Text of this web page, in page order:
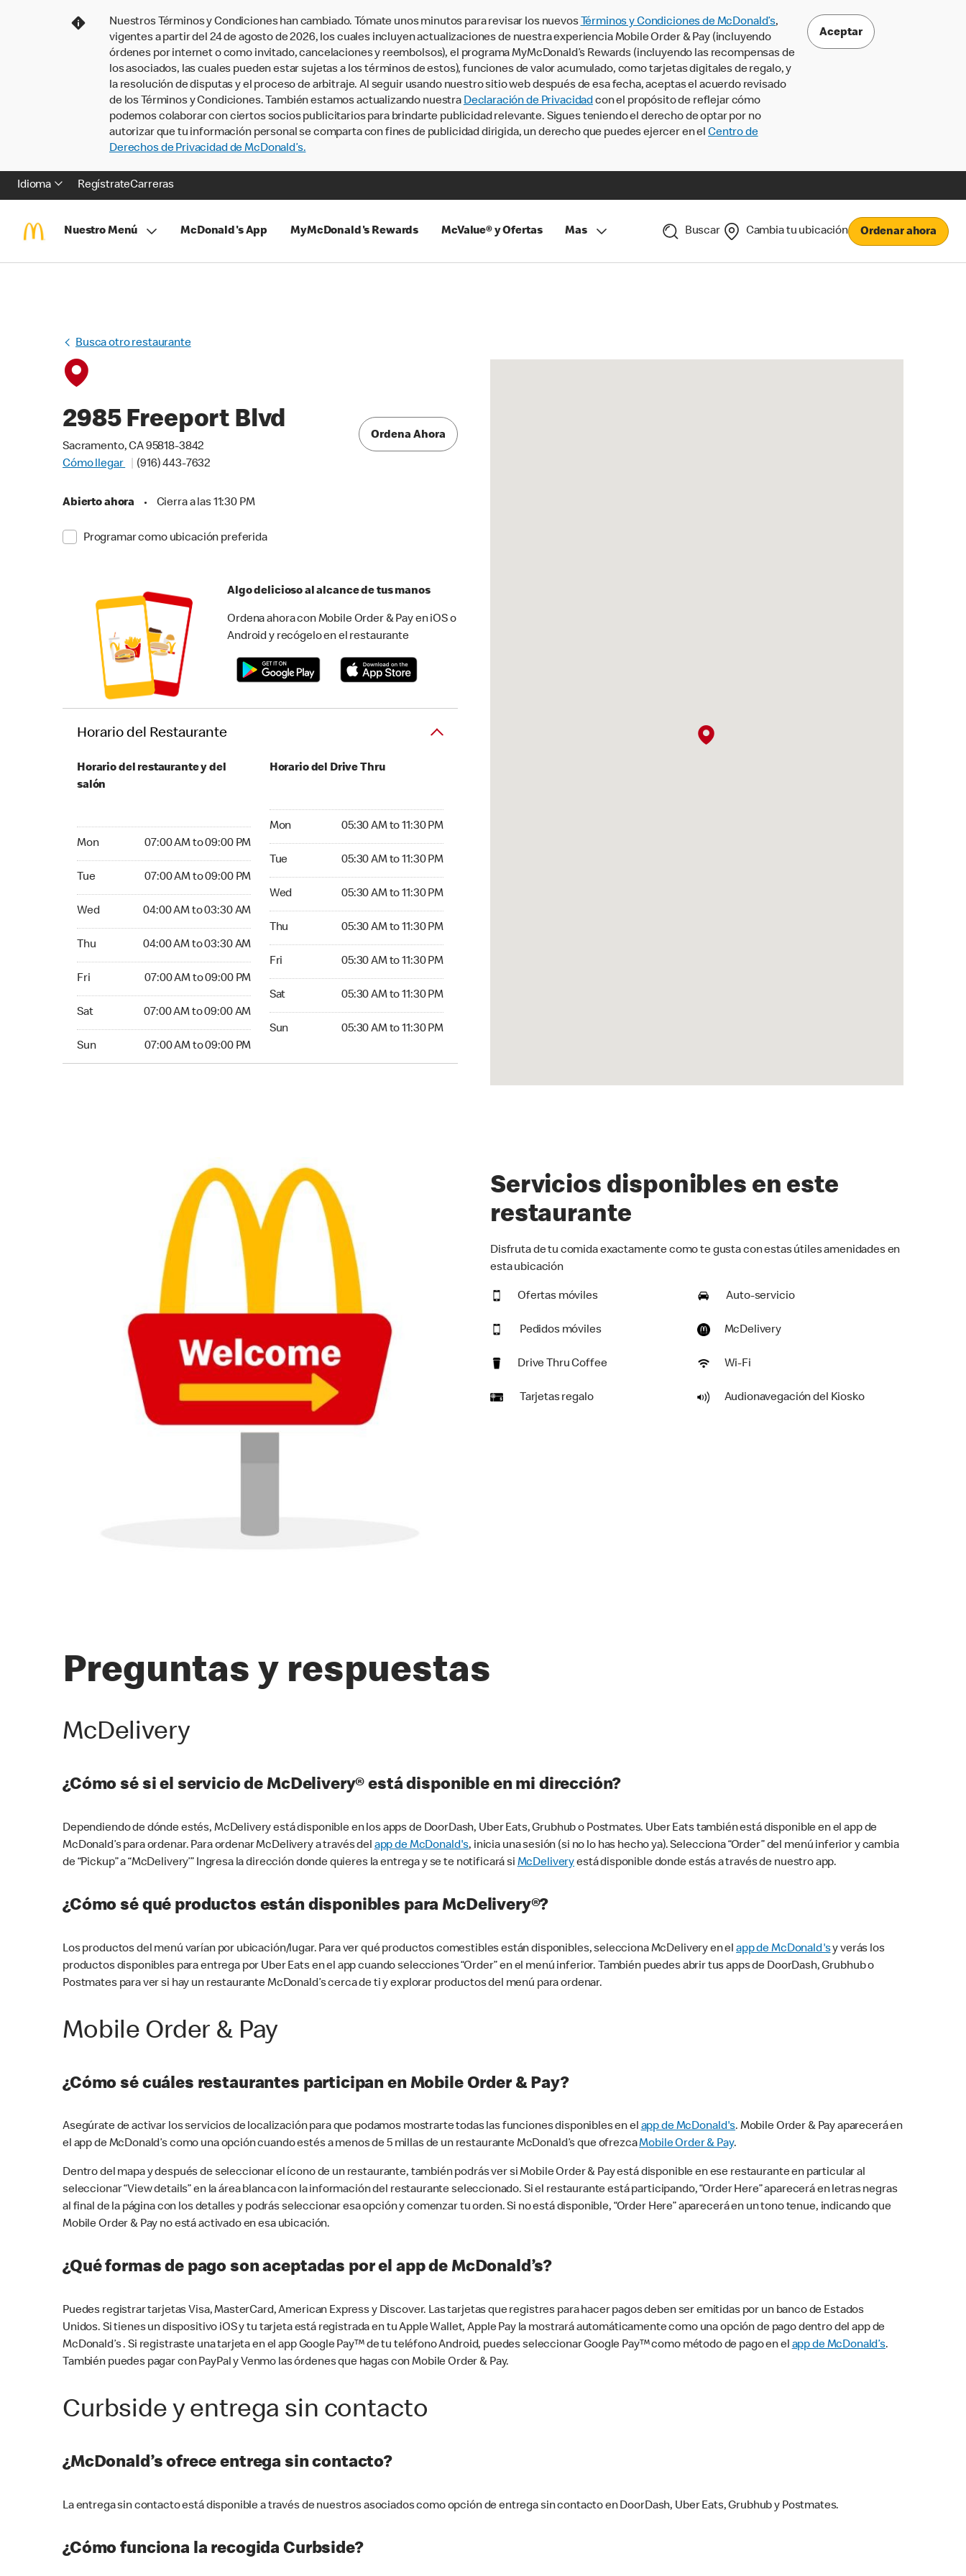
Nuestros Términos y Condiciones han cambiado. Tómate unos minutos para revisar los nuevos Términos y Condiciones de McDonald’s,
vigentes a partir del 24 de agosto de 2026, los cuales incluyen actualizaciones de nuestra experiencia Mobile Order & Pay (incluyendo
órdenes por internet o como invitado, cancelaciones y reembolsos), el programa MyMcDonald’s Rewards (incluyendo las recompensas de
los asociados, las cuales pueden estar sujetas a los términos de estos), funciones de valor acumulado, como tarjetas digitales de regalo, y
la resolución de disputas y el proceso de arbitraje. Al seguir usando nuestro sitio web después de esa fecha, aceptas el acuerdo revisado
de los Términos y Condiciones. También estamos actualizando nuestra Declaración de Privacidadcon el propósito de reflejar cómo
podemos colaborar con ciertos socios publicitarios para brindarte publicidad relevante. Sigues teniendo el derecho de optar por no
autorizar que tu información personal se comparta con fines de publicidad dirigida, un derecho que puedes ejercer en el Centro de
Derechos de Privacidad de McDonald’s.
Aceptar
Idioma RegístrateCarreras
Nuestro Menú McDonald's App MyMcDonald's Rewards McValue® y Ofertas Mas Buscar Cambia tu ubicación Ordenar ahora
Busca otro restaurante
2985 Freeport Blvd
Sacramento, CA 95818-3842
Cómo llegar
(916) 443-7632
Abierto ahora • Cierra a las 11:30 PM
Programar como ubicación preferida
Ordena Ahora
Algo delicioso al alcance de tus manos
Ordena ahora con Mobile Order & Pay en iOS o
Android y recógelo en el restaurante
Horario del Restaurante
Horario del restaurante y del
salón
Mon 07:00 AM to 09:00 PM
Tue 07:00 AM to 09:00 PM
Wed 04:00 AM to 03:30 AM
Thu 04:00 AM to 03:30 AM
Fri 07:00 AM to 09:00 PM
Sat 07:00 AM to 09:00 AM
Sun 07:00 AM to 09:00 PM
Horario del Drive Thru
Mon 05:30 AM to 11:30 PM
Tue 05:30 AM to 11:30 PM
Wed 05:30 AM to 11:30 PM
Thu 05:30 AM to 11:30 PM
Fri 05:30 AM to 11:30 PM
Sat 05:30 AM to 11:30 PM
Sun 05:30 AM to 11:30 PM
Servicios disponibles en este
restaurante
Disfruta de tu comida exactamente como te gusta con estas útiles amenidades en
esta ubicación
Ofertas móviles Auto-servicio
Pedidos móviles McDelivery
Drive Thru Coffee Wi-Fi
Tarjetas regalo Audionavegación del Kiosko
Preguntas y respuestas
McDelivery
¿Cómo sé si el servicio de McDelivery® está disponible en mi dirección?
Dependiendo de dónde estés, McDelivery está disponible en los apps de DoorDash, Uber Eats, Grubhub o Postmates. Uber Eats también está disponible en el app de
McDonald’s para ordenar. Para ordenar McDelivery a través del app de McDonald's, inicia una sesión (si no lo has hecho ya). Selecciona “Order” del menú inferior y cambia
de “Pickup” a “McDelivery’” Ingresa la dirección donde quieres la entrega y se te notificará si McDeliveryestá disponible donde estás a través de nuestro app.
¿Cómo sé qué productos están disponibles para McDelivery®?
Los productos del menú varían por ubicación/lugar. Para ver qué productos comestibles están disponibles, selecciona McDelivery en elapp de McDonald'sy verás los
productos disponibles para entrega por Uber Eats en el app cuando selecciones “Order” en el menú inferior. También puedes abrir tus apps de DoorDash, Grubhub o
Postmates para ver si hay un restaurante McDonald’s cerca de ti y explorar productos del menú para ordenar.
Mobile Order & Pay
¿Cómo sé cuáles restaurantes participan en Mobile Order & Pay?
Asegúrate de activar los servicios de localización para que podamos mostrarte todas las funciones disponibles en elapp de McDonald's. Mobile Order & Pay aparecerá en
el app de McDonald’s como una opción cuando estés a menos de 5 millas de un restaurante McDonald’s que ofrezcaMobile Order & Pay.
Dentro del mapa y después de seleccionar el ícono de un restaurante, también podrás ver si Mobile Order & Pay está disponible en ese restaurante en particular al
seleccionar “View details” en la área blanca con la información del restaurante seleccionado. Si el restaurante está participando, “Order Here” aparecerá en letras negras
al final de la página con los detalles y podrás seleccionar esa opción y comenzar tu orden. Si no está disponible, “Order Here” aparecerá en un tono tenue, indicando que
Mobile Order & Pay no está activado en esa ubicación.
¿Qué formas de pago son aceptadas por el app de McDonald’s?
Puedes registrar tarjetas Visa, MasterCard, American Express y Discover. Las tarjetas que registres para hacer pagos deben ser emitidas por un banco de Estados
Unidos. Si tienes un dispositivo iOS y tu tarjeta está registrada en tu Apple Wallet, Apple Pay la mostrará automáticamente como una opción de pago dentro del app de
McDonald’s . Si registraste una tarjeta en el app Google Pay™ de tu teléfono Android, puedes seleccionar Google Pay™ como método de pago en elapp de McDonald’s.
También puedes pagar con PayPal y Venmo las órdenes que hagas con Mobile Order & Pay.
Curbside y entrega sin contacto
¿McDonald’s ofrece entrega sin contacto?
La entrega sin contacto está disponible a través de nuestros asociados como opción de entrega sin contacto en DoorDash, Uber Eats, Grubhub y Postmates.
¿Cómo funciona la recogida Curbside?